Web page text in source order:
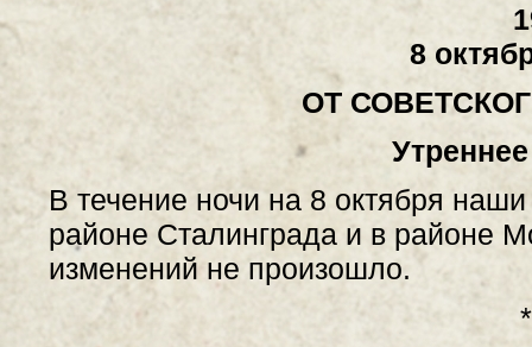
8
ОТ
В течение ночи на 8 октября
районе Сталинграда и в районе
изменений не произошло.